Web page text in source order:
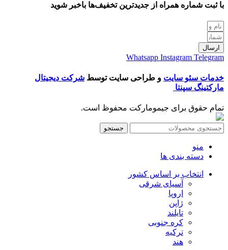
با ثبت شماره همراه از جدید‌ترین تخفیف‌ها با‌خبر شوید
ارسال
Whatsapp Instagram Telegram
خدمات سئو سایت و طراحی سایت توسط شرکت دیجیتال
مارکتینگ سپنتا
تمام حقوق برای جیمومارکت محفوظ است.
جستجو
منو
دسته بندی ها
انتخاب بر اساس کشور
آسیای شرقی
اروپا
ژاپن
تایلند
کره جنوبی
ترکیه
هند